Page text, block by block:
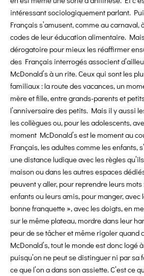
intéressant sociologiquement parlant.
Français s’amusent, comme au carnaval,
codes de leur éducation alimentaire.
dérogatoire pour mieux les réaffirmer
des Français interrogés associent
McDonald’s à un rite. Ceux qui sont les
familiaux : la route des vacances, un
mère et fille, entre grands-parents et
l’anniversaire des petits. Mais il y aussi
les collègues ou, pour les adolescents,
moment McDonald’s est le moment au
Français, les adultes comme les enfants,
une distance ludique avec les règles
maison ou dans les autres espaces
peuvent y aller, pour reprendre leurs
enfants ou leurs amis, pour manger, avec
bonne franquette », avec les doigts, en
sur le même plateau, mordre dans leur
peur de se tâcher et même rigoler quand
McDonald’s, tout le monde est donc logé
puisqu’on ne peut se distinguer ni par sa
ce que l’on a dans son assiette. C’est ce